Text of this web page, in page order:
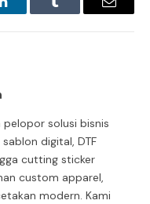
LinkedInTumblr Email
LinkedIn
pelopor solusi bisnis
digital, DTF
cutting sticker
custom apparel,
modern. Kami